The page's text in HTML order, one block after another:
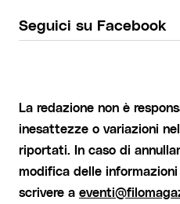
Seguici su Facebook
La redazione non è
inesattezze o variazioni
riportati. In caso di
modifica delle
scrivere a